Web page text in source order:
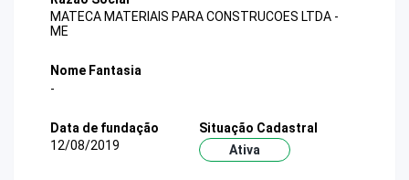
MATECA MATERIAIS PARA CONSTRUCOES LTDA -
ME
Nome Fantasia
-
Data de fundação
12/08/2019
Situação Cadastral
Ativa